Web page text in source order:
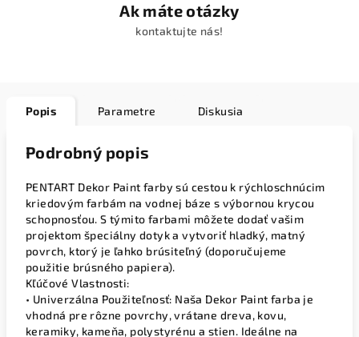
Ak máte otázky
kontaktujte nás!
Popis Parametre Diskusia
Podrobný popis
PENTART Dekor Paint farby sú cestou k rýchloschnúcim
kriedovým farbám na vodnej báze s výbornou krycou
schopnosťou. S týmito farbami môžete dodať vašim
projektom špeciálny dotyk a vytvoriť hladký, matný
povrch, ktorý je ľahko brúsiteľný (doporučujeme
použitie brúsného papiera).
Kľúčové Vlastnosti:
• Univerzálna Použiteľnosť: Naša Dekor Paint farba je
vhodná pre rôzne povrchy, vrátane dreva, kovu,
keramiky, kameňa, polystyrénu a stien. Ideálne na